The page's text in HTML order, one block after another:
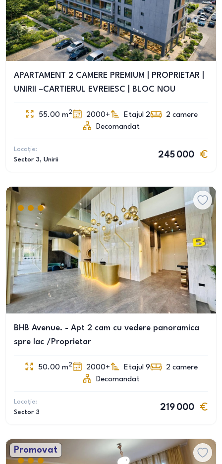
APARTAMENT 2 CAMERE PREMIUM | PROPRIETAR |
UNIRII –CARTIERUL EVREIESC | BLOC NOU
55.00 m2 2000+ Etajul 2 2 camere
Decomandat
Locație:
Sector 3, Unirii
245 000
BHB Avenue. - Apt 2 cam cu vedere panoramica
spre lac /Proprietar
50.00 m2 2000+ Etajul 9 2 camere
Decomandat
Locație:
Sector 3
219 000
Promovat